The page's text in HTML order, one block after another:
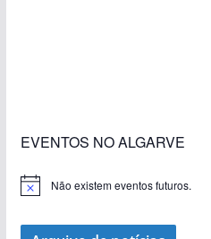
EVENTOS NO ALGARVE
Não existem eventos futuros.